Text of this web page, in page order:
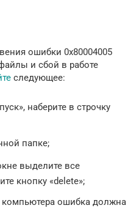
ошибки 0x80004005
и сбой в работе
следующее:
наберите в строчку
папке;
выделите все
кнопку «delete»;
компьютера ошибка должна